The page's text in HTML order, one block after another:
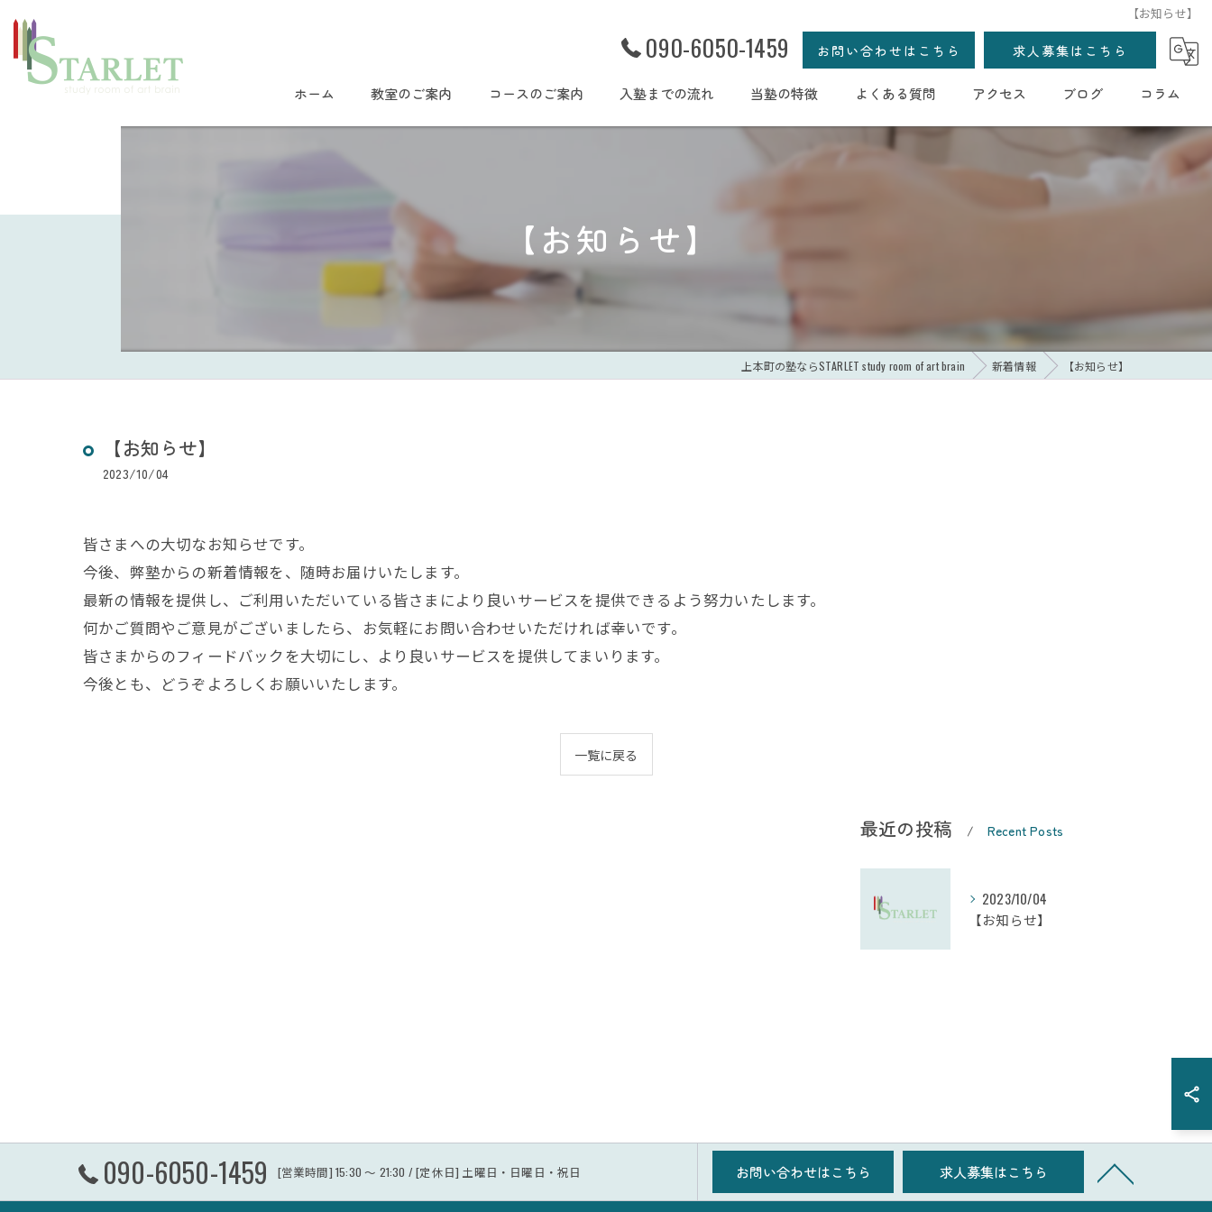
【お知らせ】
090-6050-1459 お問い合わせはこちら 求人募集はこちら
ホーム 教室のご案内 コースのご案内 入塾までの流れ 当塾の特徴 よくある質問 アクセス ブログ コラム
【お知らせ】
上本町の塾ならSTARLET study room of art brain 新着情報 【お知らせ】
【お知らせ】
2023/10/04
皆さまへの大切なお知らせです。
今後、弊塾からの新着情報を、随時お届けいたします。
最新の情報を提供し、ご利用いただいている皆さまにより良いサービスを提供できるよう努力いたします。
何かご質問やご意見がございましたら、お気軽にお問い合わせいただければ幸いです。
皆さまからのフィードバックを大切にし、より良いサービスを提供してまいります。
今後とも、どうぞよろしくお願いいたします。
一覧に戻る
最近の投稿 Recent Posts
2023/10/04
【お知らせ】
090-6050-1459 [営業時間] 15:30 〜 21:30 / [定休日] 土曜日・日曜日・祝日 お問い合わせはこちら 求人募集はこちら